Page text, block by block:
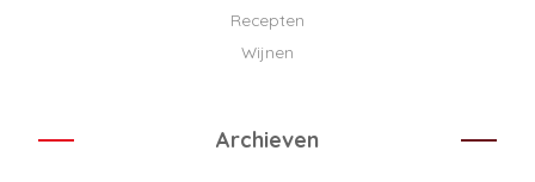
Recepten
Wijnen
Archieven